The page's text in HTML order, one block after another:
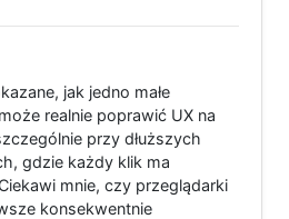
jak jedno małe
realnie poprawić UX na
przy dłuższych
gdzie każdy klik ma
mnie, czy przeglądarki
konsekwentnie